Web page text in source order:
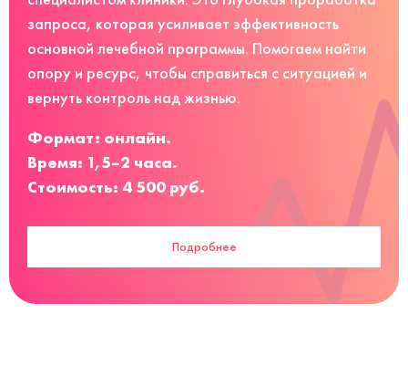
запроса, которая усиливает эффективность
основной лечебной программы. Помогаем найти
опору и ресурс, чтобы справиться с ситуацией и
вернуть контроль над жизнью.
Формат: онлайн.
Время: 1,5–2 часа.
Стоимость: 4 500 руб.
Подробнее